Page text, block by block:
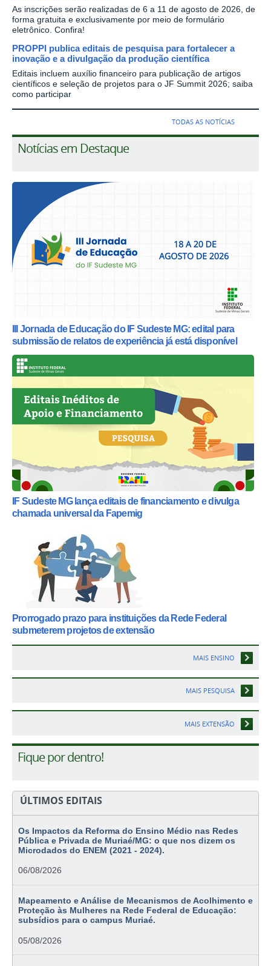
As inscrições serão realizadas de 6 a 11 de agosto de 2026, de
forma gratuita e exclusivamente por meio de formulário
eletrônico. Confira!
PROPPI publica editais de pesquisa para fortalecer a
inovação e a divulgação da produção científica
Editais incluem auxílio financeiro para publicação de artigos
científicos e seleção de projetos para o JF Summit 2026; saiba
como participar
TODAS AS NOTÍCIAS
Notícias em Destaque
III Jornada de Educação do IF Sudeste MG: edital para
submissão de relatos de experiência já está disponível
IF Sudeste MG lança editais de financiamento e divulga
chamada universal da Fapemig
Prorrogado prazo para instituições da Rede Federal
submeterem projetos de extensão
MAIS ENSINO
MAIS PESQUISA
MAIS EXTENSÃO
Fique por dentro!
ÚLTIMOS EDITAIS
Os Impactos da Reforma do Ensino Médio nas Redes
Pública e Privada de Muriaé/MG: o que nos dizem os
Microdados do ENEM (2021 - 2024).
06/08/2026
Mapeamento e Análise de Mecanismos de Acolhimento e
Proteção às Mulheres na Rede Federal de Educação:
subsídios para o campus Muriaé.
05/08/2026